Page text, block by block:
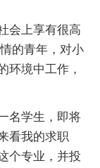
会上享有很高
的青年，对小
环境中工作，
名学生，即将
看我的求职
个专业，并投